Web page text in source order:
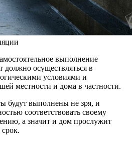
выполнение
должно осуществляться в
условиями и
местности и дома в частности.
будут выполнены не зря, и
соответствовать своему
а значит и дом прослужит